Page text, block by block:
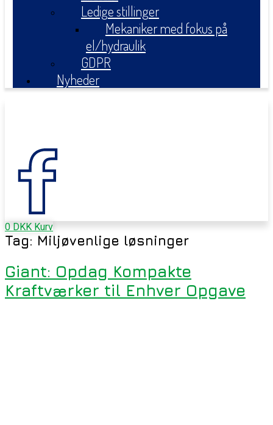
Ledige stillinger
Mekaniker med fokus på
el/hydraulik
GDPR
Nyheder
0 DKK Kurv
Tag: Miljøvenlige løsninger
Giant: Opdag Kompakte
Kraftværker til Enhver Opgave